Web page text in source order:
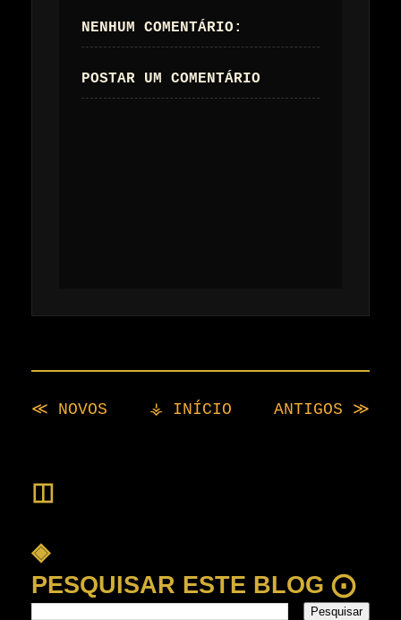
NENHUM COMENTÁRIO:
POSTAR UM COMENTÁRIO
≪ NOVOS ⚶ INÍCIO ANTIGOS ≫
◫
◈
PESQUISAR ESTE BLOG ⨀